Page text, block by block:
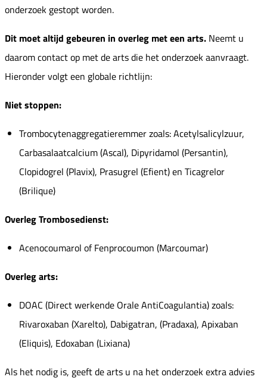
onderzoek gestopt worden.
Dit moet altijd gebeuren in overleg met een arts. Neemt u
daarom contact op met de arts die het onderzoek aanvraagt.
Hieronder volgt een globale richtlijn:
Niet stoppen:
Trombocytenaggregatieremmer zoals: Acetylsalicylzuur,
Carbasalaatcalcium (Ascal), Dipyridamol (Persantin),
Clopidogrel (Plavix), Prasugrel (Efient) en Ticagrelor
(Brilique)
Overleg Trombosedienst:
Acenocoumarol of Fenprocoumon (Marcoumar)
Overleg arts:
DOAC (Direct werkende Orale AntiCoagulantia) zoals:
Rivaroxaban (Xarelto), Dabigatran, (Pradaxa), Apixaban
(Eliquis), Edoxaban (Lixiana)
Als het nodig is, geeft de arts u na het onderzoek extra advies